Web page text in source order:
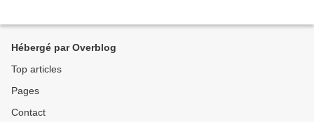
Hébergé par Overblog
Top articles
Pages
Contact